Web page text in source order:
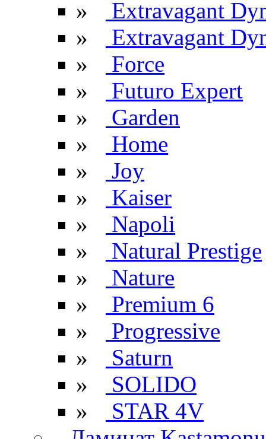
»
Extravagant
»
Extravagant
»
Force
»
Futuro Expert
»
Garden
»
Home
»
Joy
»
Kaiser
»
Napoli
»
Natural Prestige
»
Nature
»
Premium 6
»
Progressive
»
Saturn
»
SOLIDO
»
STAR 4V